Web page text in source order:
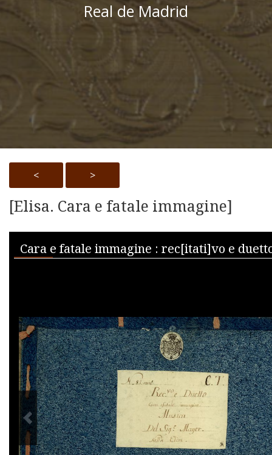
Real de Madrid
< >
[Elisa. Cara e fatale immagine]
Media Viewer
PREVIOUS IMAGE